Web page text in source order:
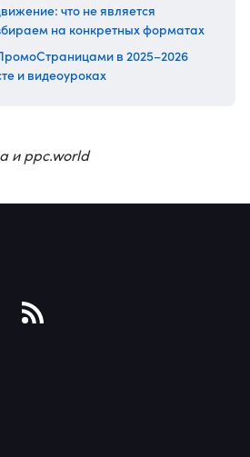
что не является
на конкретных форматах
в 2025–2026
и видеоуроках
и ppc.world